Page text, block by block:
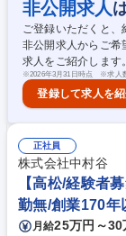
取り付けによる下地
よび組み立て ■(6)
ームで分業し、オー
応じた柔軟な体制です。 募集職種 【愛知】一級技能士も目指
ドメイドに拘る特注
非公開求人
ご登録いただくと、
非公開求人からご希
求人をご紹介します。
※2026年3月31日時点 ※求人
登録して求人を
正社員
株式会社中村谷
【高松/経験者
勤無/創業170年
月給25万円～30